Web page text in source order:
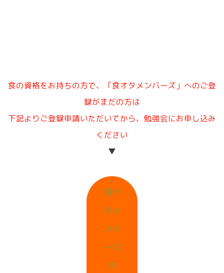
食の資格をお持ちの方で、「食オタメンバーズ」へのご登
録がまだの方は
下記よりご登録申請いただいてから、勉強会にお申し込み
ください
▼
食オ
タメ
ンバ
ーズ
の